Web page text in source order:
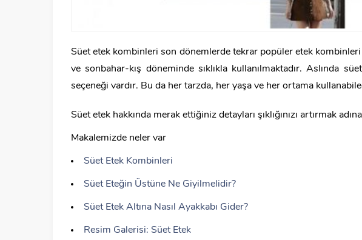
Süet etek kombinleri son dönemlerde tekrar popüler etek kombinleri
ve sonbahar-kış döneminde sıklıkla kullanılmaktadır. Aslında
seçeneği vardır. Bu da her tarzda, her yaşa ve her ortama
Süet etek hakkında merak ettiğiniz detayları şıklığınızı artırmak
Makalemizde neler var
Süet Etek Kombinleri
Süet Eteğin Üstüne Ne Giyilmelidir?
Süet Etek Altına Nasıl Ayakkabı Gider?
Resim Galerisi: Süet Etek